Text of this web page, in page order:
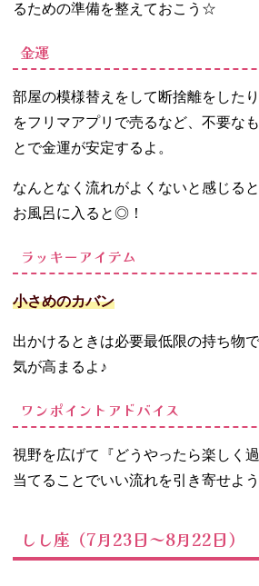
るための準備を整えておこう☆
金運
部屋の模様替えをして断捨離をした
をフリマアプリで売るなど、不要な
とで金運が安定するよ。
なんとなく流れがよくないと感じる
お風呂に入ると◎！
ラッキーアイテム
小さめのカバン
出かけるときは必要最低限の持ち物
気が高まるよ♪
ワンポイントアドバイス
視野を広げて『どうやったら楽しく
当てることでいい流れを引き寄せよう
しし座（7月23日～8月22日）